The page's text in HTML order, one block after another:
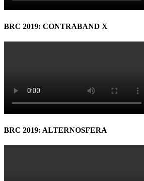
BRC 2019: CONTRABAND X
BRC 2019: ALTERNOSFERA